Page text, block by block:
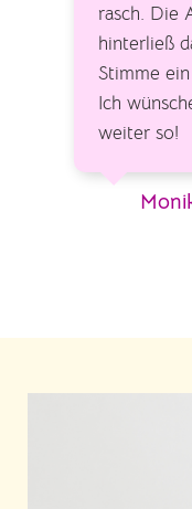
rasch. Die
hinterließ
Stimme
Ich
weiter so!